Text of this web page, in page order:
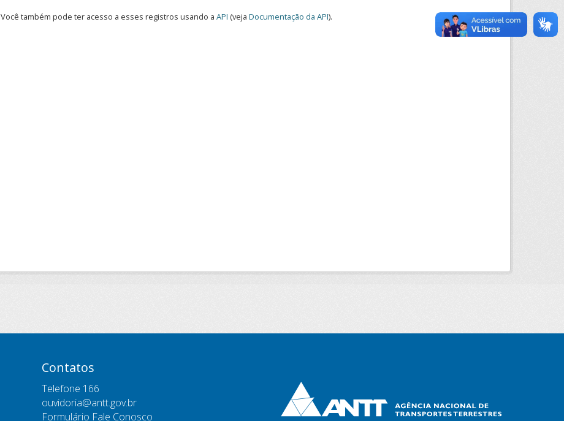
Você também pode ter acesso a esses registros usando a API (veja Documentação da API).
Contatos
Telefone 166
ouvidoria@antt.gov.br
Formulário Fale Conosco